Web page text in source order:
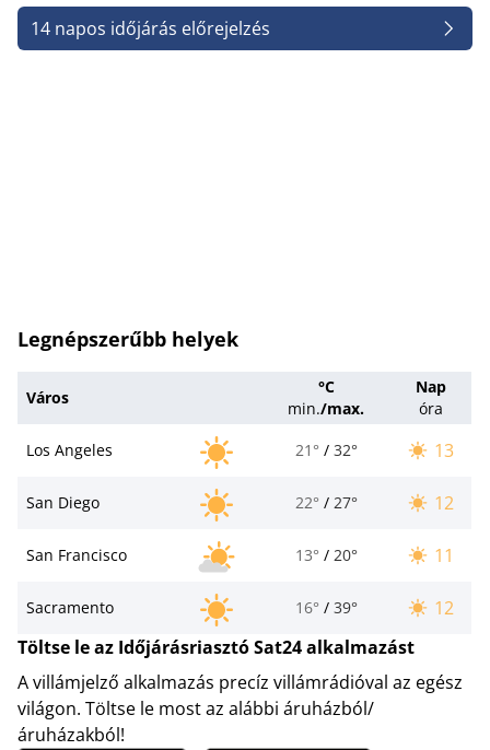
14 napos időjárás előrejelzés
Legnépszerűbb helyek
Város
°C
min./max.
Nap
óra
Los Angeles
21° / 32° 13
San Diego 22° / 27° 12
San Francisco 13° / 20° 11
Sacramento 16° / 39°
12
Töltse le az Időjárásriasztó Sat24 alkalmazást
A villámjelző alkalmazás precíz villámrádióval az egész
világon. Töltse le most az alábbi áruházból/
áruházakból!